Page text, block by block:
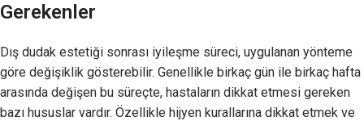
Gerekenler
Dış dudak estetiği sonrası iyileşme süreci, uygulanan yönteme
göre değişiklik gösterebilir. Genellikle birkaç gün ile birkaç hafta
arasında değişen bu süreçte, hastaların dikkat etmesi gereken
bazı hususlar vardır. Özellikle hijyen kurallarına dikkat etmek ve